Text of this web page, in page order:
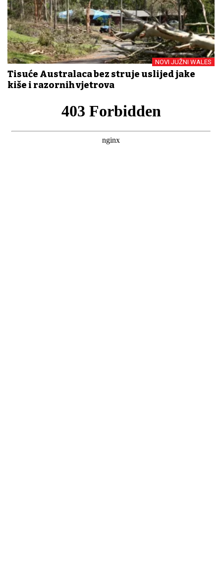
NOVI JUŽNI WALES
Tisuće Australaca bez struje uslijed jake
kiše i razornih vjetrova